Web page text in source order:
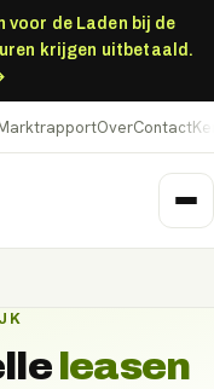
voor de Laden bij de
krijgen uitbetaald.
OverContact
leasen